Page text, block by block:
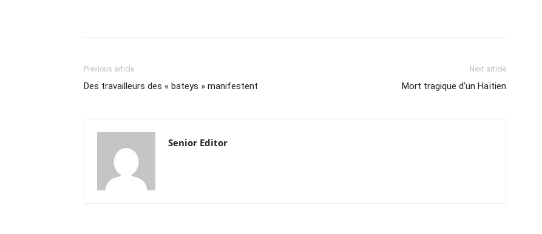
Previous article
Des travailleurs des « bateys » manifestent
Next article
Mort tragique d’un Haïtien
Senior Editor